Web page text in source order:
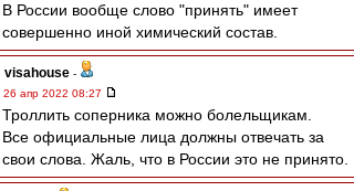
В России вообще слово "принять" имеет
совершенно иной химический состав.
visahouse -
26 апр 2022 08:27
Троллить соперника можно болельщикам.
Все официальные лица должны отвечать за
свои слова. Жаль, что в России это не принято.